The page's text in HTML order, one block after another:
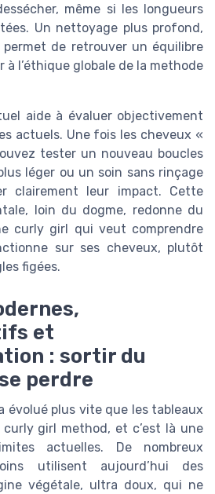
même si les longueurs
Un nettoyage plus profond,
permet de retrouver un équilibre
à l’éthique globale de la methode
aide à évaluer objectivement
actuels. Une fois les cheveux «
tester un nouveau boucles
léger ou un soin sans rinçage
clairement leur impact. Cette
loin du dogme, redonne du
curly girl qui veut comprendre
sur ses cheveux, plutôt
figées.
et
: sortir du
perdre
évolué plus vite que les tableaux
girl method, et c’est là une
actuelles. De nombreux
utilisent aujourd’hui des
végétale, ultra doux, qui ne